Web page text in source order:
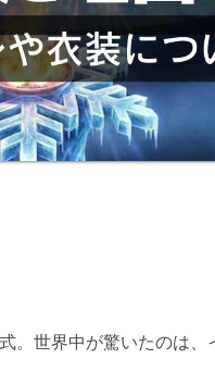
。世界中が驚いたのは、